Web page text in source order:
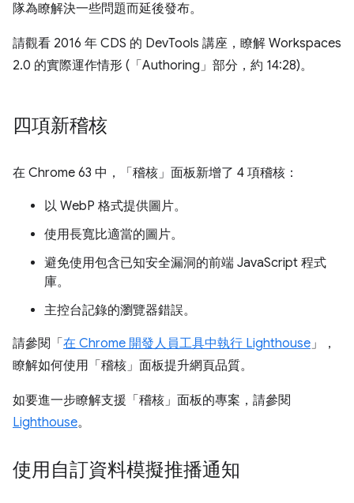
隊為瞭解決一些問題而延後發布。
請觀看 2016 年 CDS 的 DevTools 講座，瞭解 Workspaces
2.0 的實際運作情形 (「Authoring」部分，約 14:28)。
四項新稽核
在 Chrome 63 中，「稽核」 面板新增了 4 項稽核：
以 WebP 格式提供圖片。
使用長寬比適當的圖片。
避免使用包含已知安全漏洞的前端 JavaScript 程式
庫。
主控台記錄的瀏覽器錯誤。
請參閱「 在 Chrome 開發人員工具中執行 Lighthouse」，
瞭解如何使用「稽核」 面板提升網頁品質。
如要進一步瞭解支援「稽核」 面板的專案，請參閱
Lighthouse。
使用自訂資料模擬推播通知